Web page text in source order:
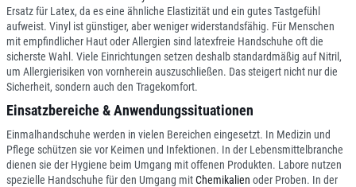
Ersatz für Latex, da es eine ähnliche Elastizität und ein gutes Tastgefühl
aufweist. Vinyl ist günstiger, aber weniger widerstandsfähig. Für Menschen
mit empfindlicher Haut oder Allergien sind latexfreie Handschuhe oft die
sicherste Wahl. Viele Einrichtungen setzen deshalb standardmäßig auf Nitril,
um Allergierisiken von vornherein auszuschließen. Das steigert nicht nur die
Sicherheit, sondern auch den Tragekomfort.
Einsatzbereiche & Anwendungssituationen
Einmalhandschuhe werden in vielen Bereichen eingesetzt. In Medizin und
Pflege schützen sie vor Keimen und Infektionen. In der Lebensmittelbranche
dienen sie der Hygiene beim Umgang mit offenen Produkten. Labore nutzen
spezielle Handschuhe für den Umgang mitChemikalien oder Proben. In der